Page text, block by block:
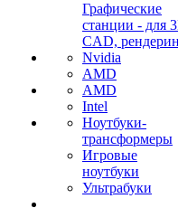
Графические
станции - для
CAD,
Nvidia
AMD
AMD
Intel
Ноутбуки-
трансформеры
Игровые
ноутбуки
Ультрабуки